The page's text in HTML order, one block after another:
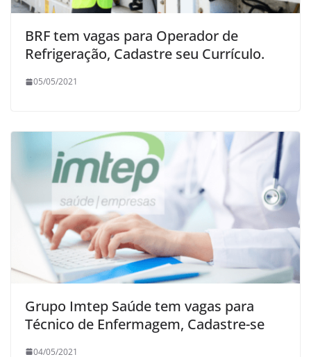
BRF tem vagas para Operador de
Refrigeração, Cadastre seu Currículo.
05/05/2021
Grupo Imtep Saúde tem vagas para
Técnico de Enfermagem, Cadastre-se
04/05/2021